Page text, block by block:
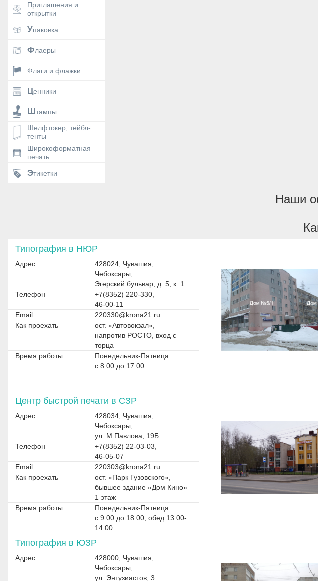
Приглашения и
открытки
Упаковка
Флаеры
Флаги и флажки
Ценники
Штампы
Шелфтокер, тейбл-
тенты
Широкоформатная
печать
Этикетки
Наши
Типография в НЮР
Адрес
428024, Чувашия,
Чебоксары,
Эгерский бульвар, д. 5, к. 1
Телефон
+7(8352) 220-330,
46-00-11
Email
220330@krona21.ru
Как проехать
ост. «Автовокзал»,
напротив РОСТО, вход с
торца
Время работы
Понедельник-Пятница
с 8:00 до 17:00
Центр быстрой печати в СЗР
Адрес
428034, Чувашия,
Чебоксары,
ул. М.Павлова, 19Б
Телефон
+7(8352) 22-03-03,
46-05-07
Email
220303@krona21.ru
Как проехать
ост. «Парк Гузовского»,
бывшее здание «Дом Кино»
1 этаж
Время работы
Понедельник-Пятница
с 9:00 до 18:00, обед 13:00-
14:00
Типография в ЮЗР
Адрес
428000, Чувашия,
Чебоксары,
ул. Энтузиастов, 3